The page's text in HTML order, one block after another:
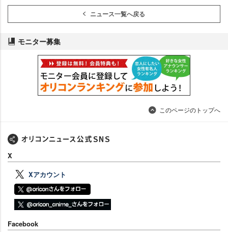
ニュース一覧へ戻る
モニター募集
このページのトップへ
X
Xアカウント
Facebook